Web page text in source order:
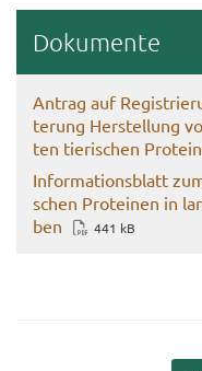
Do­ku­men­te
An­trag auf
te­rung Her­stel­lung
ten tie­ri­schen
In­for­ma­ti­ons­blatt
schen Pro­te­inen in
ben
441 kB